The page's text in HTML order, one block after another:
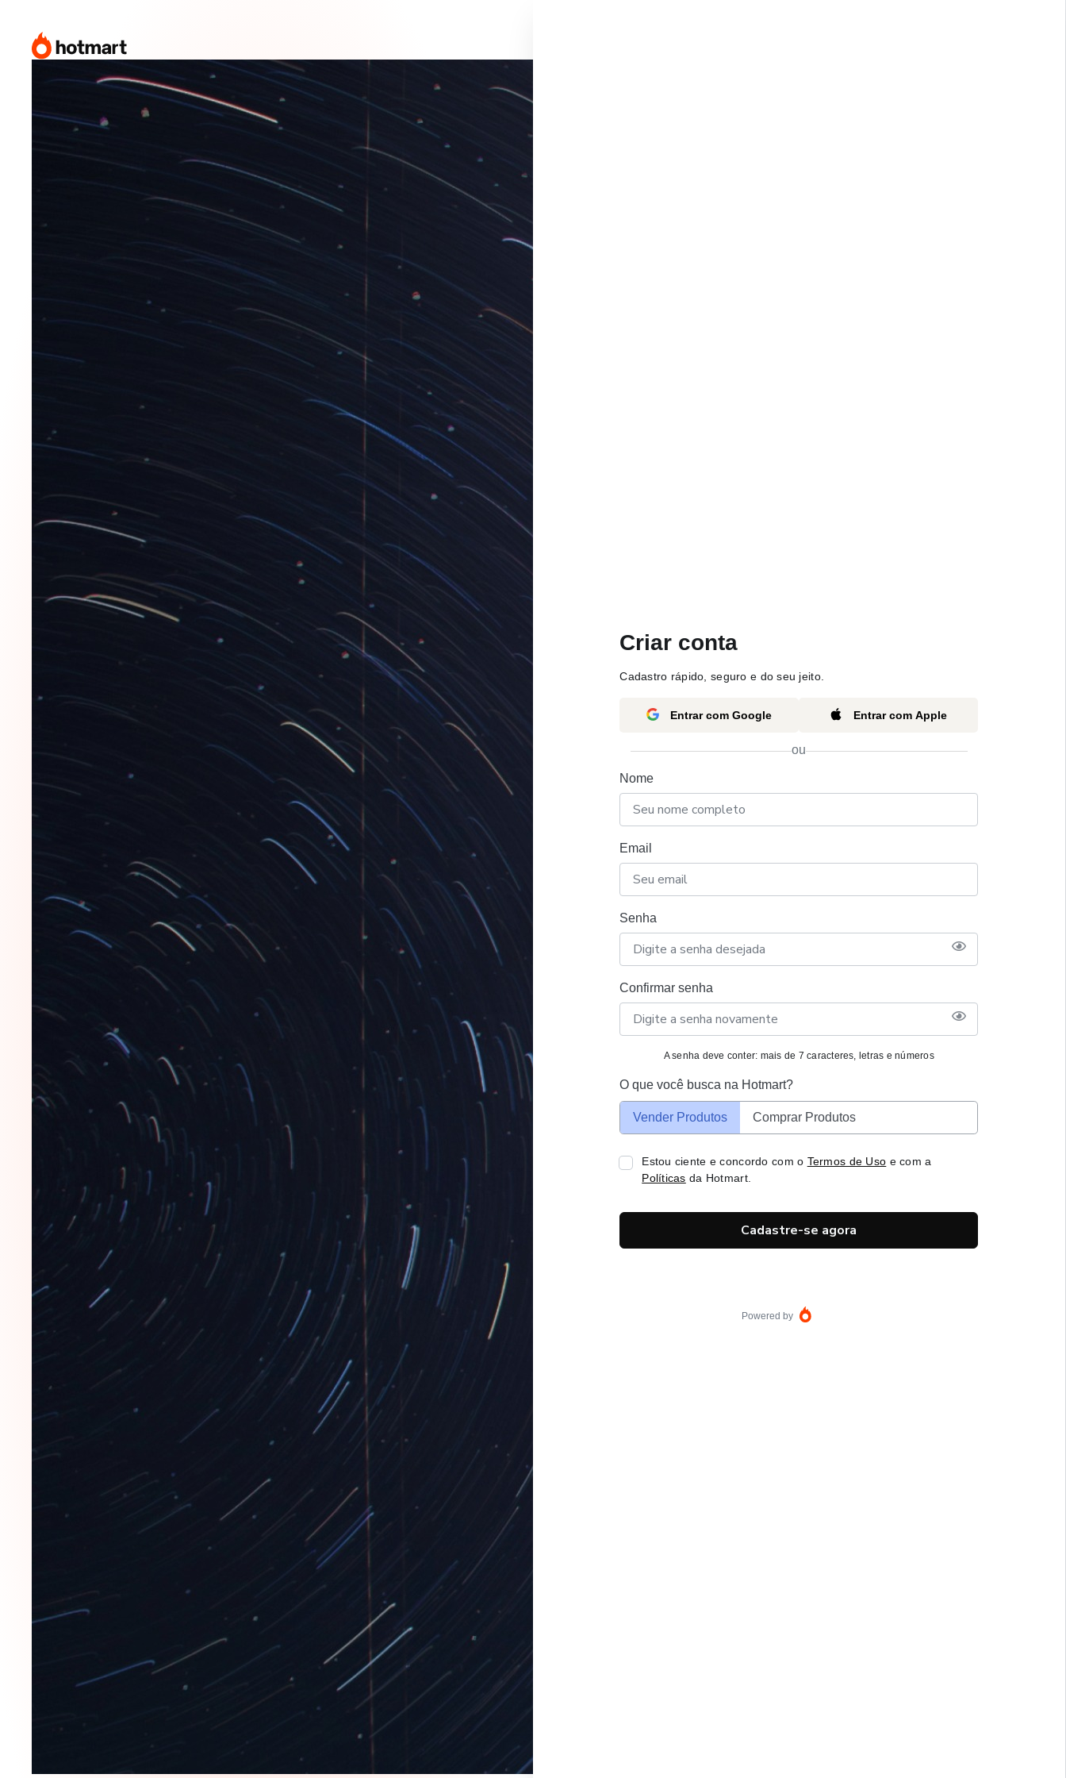
Criar conta
Cadastro rápido, seguro e do seu jeito.
Entrar com Google Entrar com Apple
ou
Nome
Email
Senha
Confirmar senha
A senha deve conter: mais de 7 caracteres, letras e números
O que você busca na Hotmart?
Vender Produtos Comprar Produtos
Estou ciente e concordo com o Termos de Uso e com a
Políticas da Hotmart.
Cadastre-se agora
Powered by